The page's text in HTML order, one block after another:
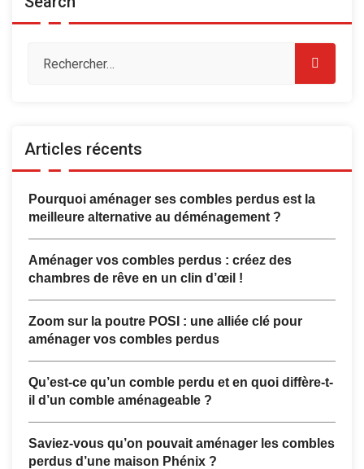
Articles récents
Pourquoi aménager ses combles perdus est la
meilleure alternative au déménagement ?
Aménager vos combles perdus : créez des
chambres de rêve en un clin d’œil !
Zoom sur la poutre POSI : une alliée clé pour
aménager vos combles perdus
Qu’est-ce qu’un comble perdu et en quoi diffère-t-
il d’un comble aménageable ?
Saviez-vous qu’on pouvait aménager les combles
perdus d’une maison Phénix ?